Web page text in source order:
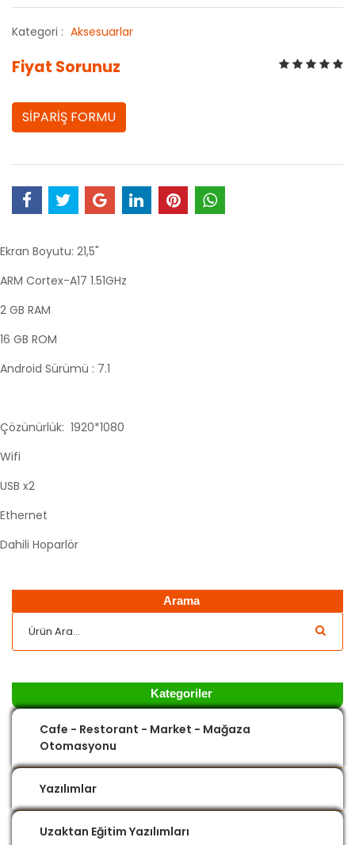
Kategori : Aksesuarlar
Fiyat Sorunuz
SİPARİŞ FORMU
Ekran Boyutu: 21,5"
ARM Cortex-A17 1.51GHz
2 GB RAM
16 GB ROM
Android Sürümü : 7.1
Çözünürlük: 1920*1080
Wifi
USB x2
Ethernet
Dahili Hoparlör
Arama
Kategoriler
Cafe - Restorant - Market - Mağaza
Otomasyonu
Yazılımlar
Uzaktan Eğitim Yazılımları